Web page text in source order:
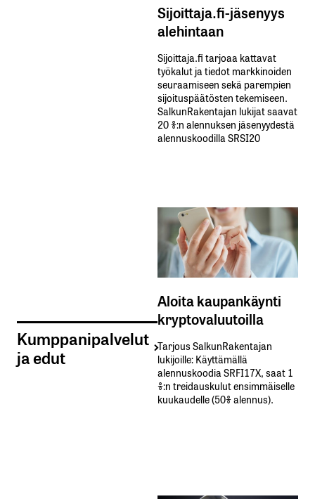
Kumppanipalvelut
ja edut
Sijoittaja.fi-jäsenyys
alehintaan
Sijoittaja.fi tarjoaa kattavat
työkalut ja tiedot markkinoiden
seuraamiseen sekä parempien
sijoituspäätösten tekemiseen.
SalkunRakentajan lukijat saavat
20 %:n alennuksen jäsenyydestä
alennuskoodilla SRSI20
Aloita kaupankäynti
kryptovaluutoilla
Tarjous SalkunRakentajan
lukijoille: Käyttämällä​ ​
alennuskoodia​ ​SRFI17X,​ ​saat​ ​1
%:n treidauskulut​ ​ensimmäiselle​ ​
kuukaudelle​ ​(50%​ ​alennus).